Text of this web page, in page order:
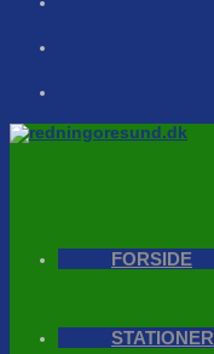
FORSIDE
STATIONER